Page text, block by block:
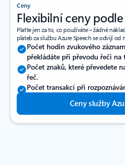
Ceny
Flexibilní ceny
Plaťte jen za to, co používáte – žádné
plateb za službu Azure Speech se odvíjí od
Počet hodin zvukového
překládáte při převodu řeči na
Počet znaků, které převedete
řeč.
Počet transakcí při
Ceny služby